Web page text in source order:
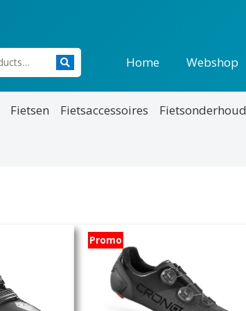
Home Webshop
Fietsen Fietsaccessoires Fietsonderhoud
Promo